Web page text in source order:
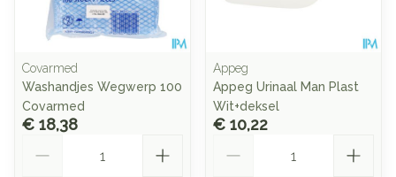
Covarmed
Washandjes Wegwerp 100
Covarmed
€ 18,38
Appeg
Appeg Urinaal Man Plast
Wit+deksel
€ 10,22